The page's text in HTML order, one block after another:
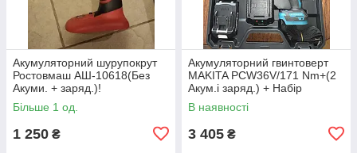
Акумуляторний шурупокрут
Ростовмаш АШ-10618(Без
Акуми. + заряд.)!
Більше 1 од.
1 250 ₴
Акумуляторний гвинтоверт
MAKITA PCW36V/171 Nm+(2
Акум.і заряд.) + Набір
інструментів!
В наявності
3 405 ₴